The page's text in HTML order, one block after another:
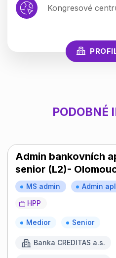
Kongresové
PODOBNÉ
Admin bankovních
senior (L2)-
MS admin
Admin
HPP
Medior Senior
Banka CREDITAS a.s.